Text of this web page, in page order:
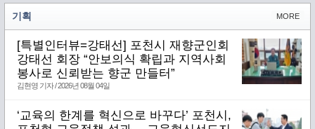
MORE
기획
[특별인터뷰=강태선] 포천시 재향군인회
강태선 회장 “안보의식 확립과 지역사회
봉사로 신뢰받는 향군 만들터”
김현영 기자 / 2026년 08월 04일
‘교육의 한계를 혁신으로 바꾸다’ 포천시,